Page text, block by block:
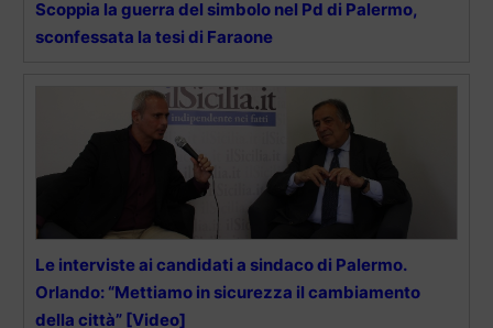
Scoppia la guerra del simbolo nel Pd di Palermo,
sconfessata la tesi di Faraone
Le interviste ai candidati a sindaco di Palermo.
Orlando: “Mettiamo in sicurezza il cambiamento
della città” [Video]